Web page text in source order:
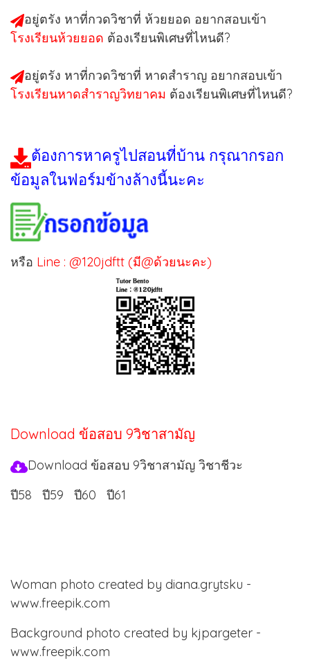
อยู่ตรัง หาที่กวดวิชาที่ ห้วยยอด อยากสอบเข้า
โรงเรียนห้วยยอด ต้องเรียนพิเศษที่ไหนดี?
อยู่ตรัง หาที่กวดวิชาที่ หาดสำราญ อยากสอบเข้า
โรงเรียนหาดสำราญวิทยาคม ต้องเรียนพิเศษที่ไหนดี?
ต้องการหาครูไปสอนที่บ้าน กรุณากรอก
ข้อมูลในฟอร์มข้างล้างนี้นะคะ
หรือ Line : @120jdftt (มี@ด้วยนะคะ)
Download ข้อสอบ 9วิชาสามัญ
Download ข้อสอบ 9วิชาสามัญ วิชาชีวะ
ปี58
ปี59 ปี60 ปี61
Woman photo created by diana.grytsku -
www.freepik.com
Background photo created by kjpargeter -
www.freepik.com